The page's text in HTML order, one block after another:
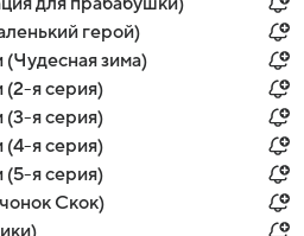
герой)
зима)
я серия)
я серия)
я серия)
я серия)
Скок)